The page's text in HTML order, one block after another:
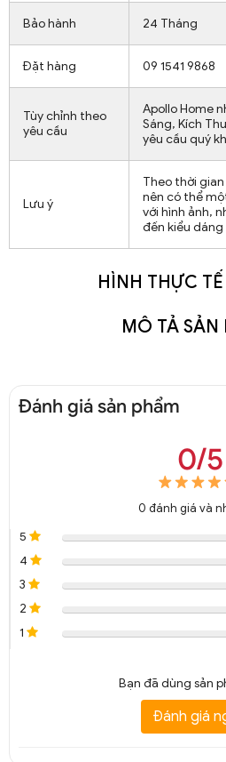
Bảo hành 24 Tháng
Đặt hàng 09 1541 9868
Tùy chỉnh theo
yêu cầu
Apollo Home
Sáng, Kích
yêu cầu quý
Lưu ý
Theo thời
nên có thể
với hình ảnh,
đến kiểu dáng
HÌNH THỰC
MÔ TẢ SẢN
Đánh giá sản phẩm
0/5
0 đánh giá và
5
4
3
2
1
Bạn đã dùng sản
Đánh giá